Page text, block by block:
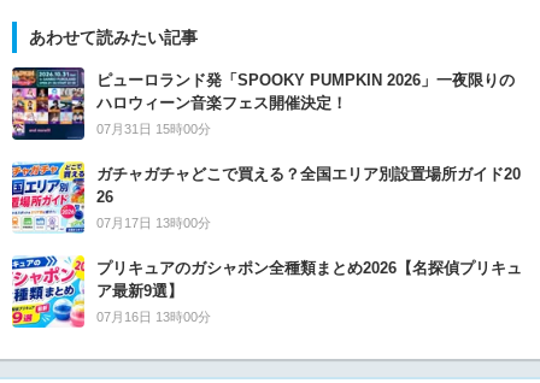
あわせて読みたい記事
ピューロランド発「SPOOKY PUMPKIN 2026」一夜限りの
ハロウィーン音楽フェス開催決定！
07月31日 15時00分
ガチャガチャどこで買える？全国エリア別設置場所ガイド20
26
07月17日 13時00分
プリキュアのガシャポン全種類まとめ2026【名探偵プリキュ
ア最新9選】
07月16日 13時00分